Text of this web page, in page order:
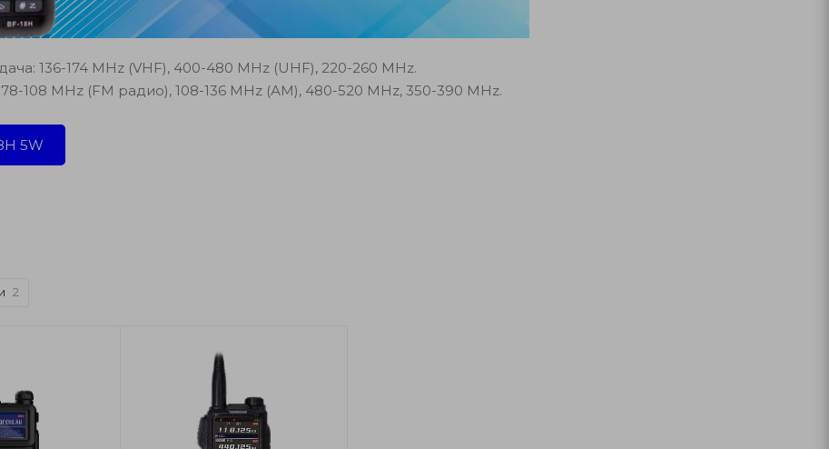
136-174 MHz (VHF), 400-480 MHz (UHF), 220-260 MHz.
108 MHz (FM радио), 108-136 MHz (АМ), 480-520 MHz, 350-390 MHz.
5W
2